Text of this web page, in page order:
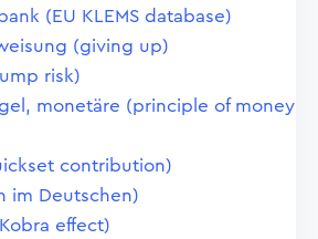
(EU KLEMS database)
(giving up)
risk)
monetäre (principle of money
contribution)
im Deutschen)
effect)